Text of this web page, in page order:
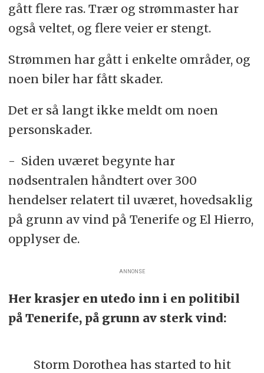
gått flere ras. Trær og strømmaster har
også veltet, og flere veier er stengt.
Strømmen har gått i enkelte områder, og
noen biler har fått skader.
Det er så langt ikke meldt om noen
personskader.
- Siden uværet begynte har
nødsentralen håndtert over 300
hendelser relatert til uværet, hovedsaklig
på grunn av vind på Tenerife og El Hierro,
opplyser de.
ANNONSE
Her krasjer en utedo inn i en politibil
på Tenerife, på grunn av sterk vind:
Storm Dorothea has started to hit